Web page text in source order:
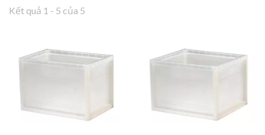
Kết quả 1 - 5 của 5